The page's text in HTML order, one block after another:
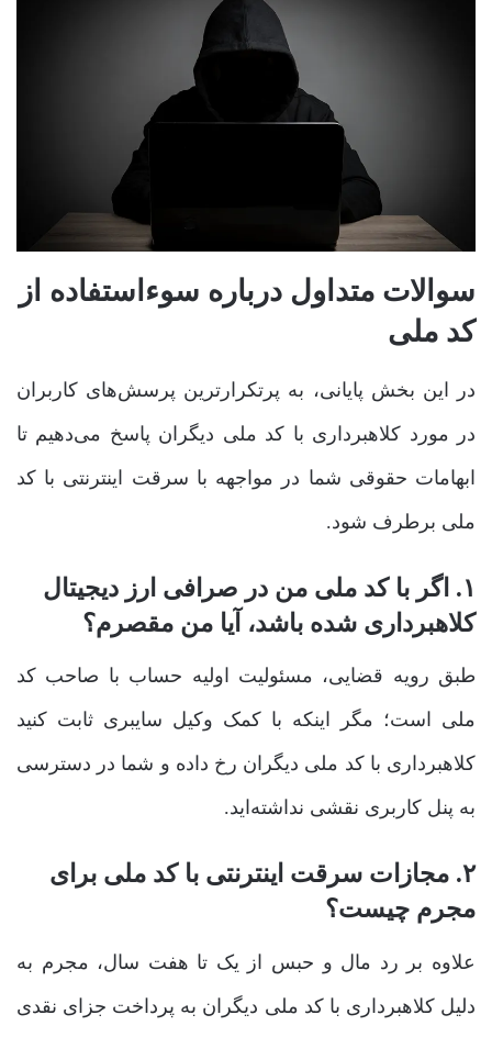
سوالات متداول درباره سوءاستفاده از
کد ملی
در این بخش پایانی، به پرتکرارترین پرسش‌های کاربران
در مورد کلاهبرداری با کد ملی دیگران پاسخ می‌دهیم تا
ابهامات حقوقی شما در مواجهه با سرقت اینترنتی با کد
ملی برطرف شود.
۱. اگر با کد ملی من در صرافی ارز دیجیتال
کلاهبرداری شده باشد، آیا من مقصرم؟
طبق رویه قضایی، مسئولیت اولیه حساب با صاحب کد
ملی است؛ مگر اینکه با کمک وکیل سایبری ثابت کنید
کلاهبرداری با کد ملی دیگران رخ داده و شما در دسترسی
به پنل کاربری نقشی نداشته‌اید.
۲. مجازات سرقت اینترنتی با کد ملی برای
مجرم چیست؟
علاوه بر رد مال و حبس از یک تا هفت سال، مجرم به
دلیل کلاهبرداری با کد ملی دیگران به پرداخت جزای نقدی